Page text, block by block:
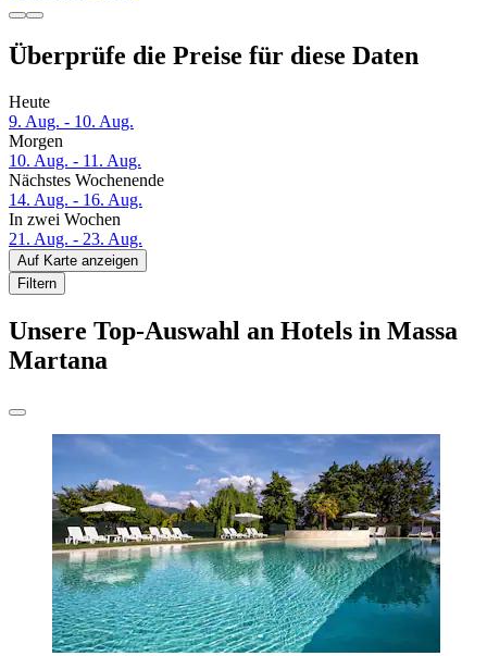
Überprüfe die Preise für diese Daten
Heute
9. Aug. - 10. Aug.
Morgen
10. Aug. - 11. Aug.
Nächstes Wochenende
14. Aug. - 16. Aug.
In zwei Wochen
21. Aug. - 23. Aug.
Auf Karte anzeigen
Filtern
Unsere Top-Auswahl an Hotels in Massa
Martana